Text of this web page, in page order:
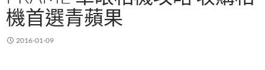
機首選青蘋果
2016-01-09